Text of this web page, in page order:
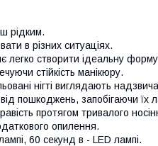
рідким.
в різних ситуаціях.
створити ідеальну форму
стійкість манікюру.
нігті виглядають
пошкоджень, запобігаючи їх
протягом тривалого
опилення.
60 секунд в - LED лампі.